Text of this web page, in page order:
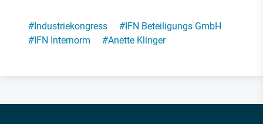
#Industriekongress #IFN Beteiligungs GmbH
#IFN Internorm #Anette Klinger